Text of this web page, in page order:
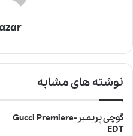
نوشته های مشابه
گوچی پریمیر-Gucci Premiere
EDT